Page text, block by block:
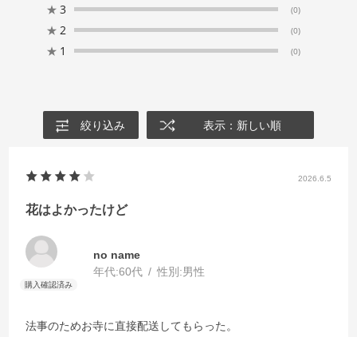
★ 3 (0)
★ 2 (0)
★ 1 (0)
絞り込み 表示：新しい順
2026.6.5
花はよかったけど
no name
年代:60代 性別:男性
法事のためお寺に直接配送してもらった。